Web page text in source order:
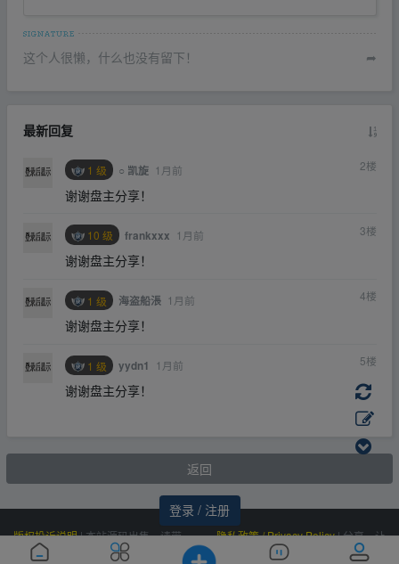
登录 / 注册
这个人很懒，什么也没有留下！ ➦
最新回复
1 级 ○ 凯旋 1月前 2楼
谢谢盘主分享！
10 级 frankxxx 1月前 3楼
谢谢盘主分享！
1 级 海盗船涱 1月前 4楼
谢谢盘主分享！
1 级 yydn1 1月前 5楼
谢谢盘主分享！
返回
版权投诉说明|本站源码出售，请带
价邮箱联系，非诚勿扰！
隐私政策 / Privacy Policy|分享，让
资源更有价值！